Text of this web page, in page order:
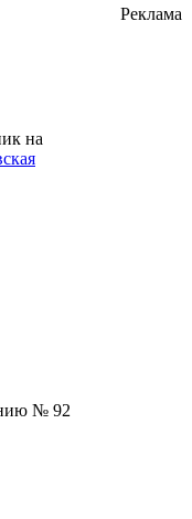
на
№ 92
Реклама